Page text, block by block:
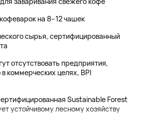
на 8–12 чашек
сырья, сертифицированный
отсутствовать предприятия,
коммерческих целях, BPI
Sustainable Forest
устойчивому лесному хозяйству